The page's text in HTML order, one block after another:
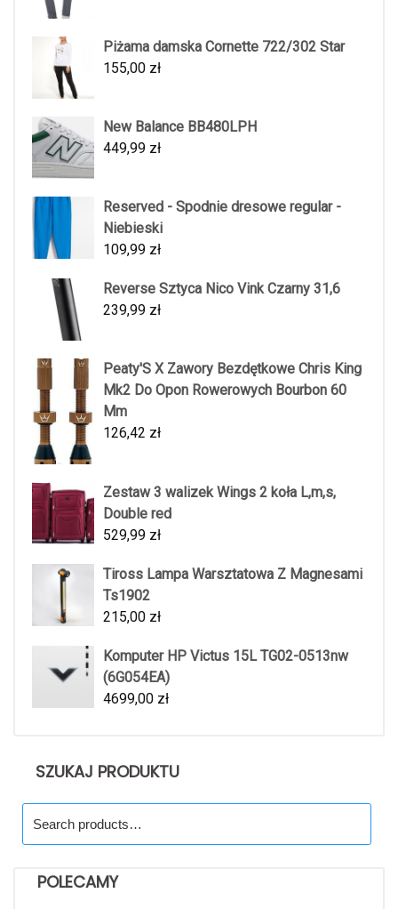
Piżama damska Cornette 722/302 Star
155,00 zł
New Balance BB480LPH
449,99 zł
Reserved - Spodnie dresowe regular -
Niebieski
109,99 zł
Reverse Sztyca Nico Vink Czarny 31,6
239,99 zł
Peaty'S X Zawory Bezdętkowe Chris King
Mk2 Do Opon Rowerowych Bourbon 60
Mm
126,42 zł
Zestaw 3 walizek Wings 2 koła L,m,s,
Double red
529,99 zł
Tiross Lampa Warsztatowa Z Magnesami
Ts1902
215,00 zł
Komputer HP Victus 15L TG02-0513nw
(6G054EA)
4699,00 zł
SZUKAJ PRODUKTU
for:
POLECAMY